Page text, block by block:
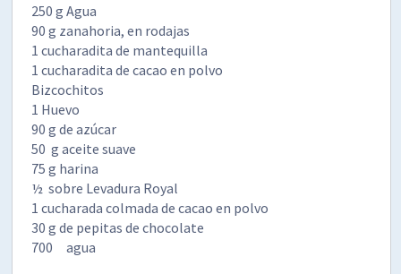
250 g Agua
90 g zanahoria, en rodajas
1 cucharadita de mantequilla
1 cucharadita de cacao en polvo
Bizcochitos
1 Huevo
90 g de azúcar
50 g aceite suave
75 g harina
½ sobre Levadura Royal
1 cucharada colmada de cacao en polvo
30 g de pepitas de chocolate
700 agua